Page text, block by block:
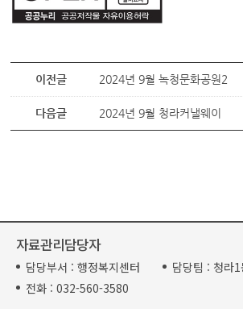
이전글 2024년 9월 녹청문화공원2
다음글 2024년 9월 청라커낼웨이
자료관리담당자
담당부서 : 행정복지센터 담당팀 : 청라1
전화 : 032-560-3580